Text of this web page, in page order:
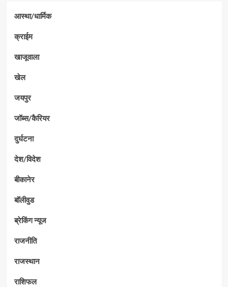
आस्था/धार्मिक
क्राईम
खाजूवाला
खेल
जयपुर
जॉब्स/कैरियर
दुर्घटना
देश/विदेश
बीकानेर
बॉलीवुड
ब्रेकिंग न्यूज
राजनीति
राजस्थान
राशिफल